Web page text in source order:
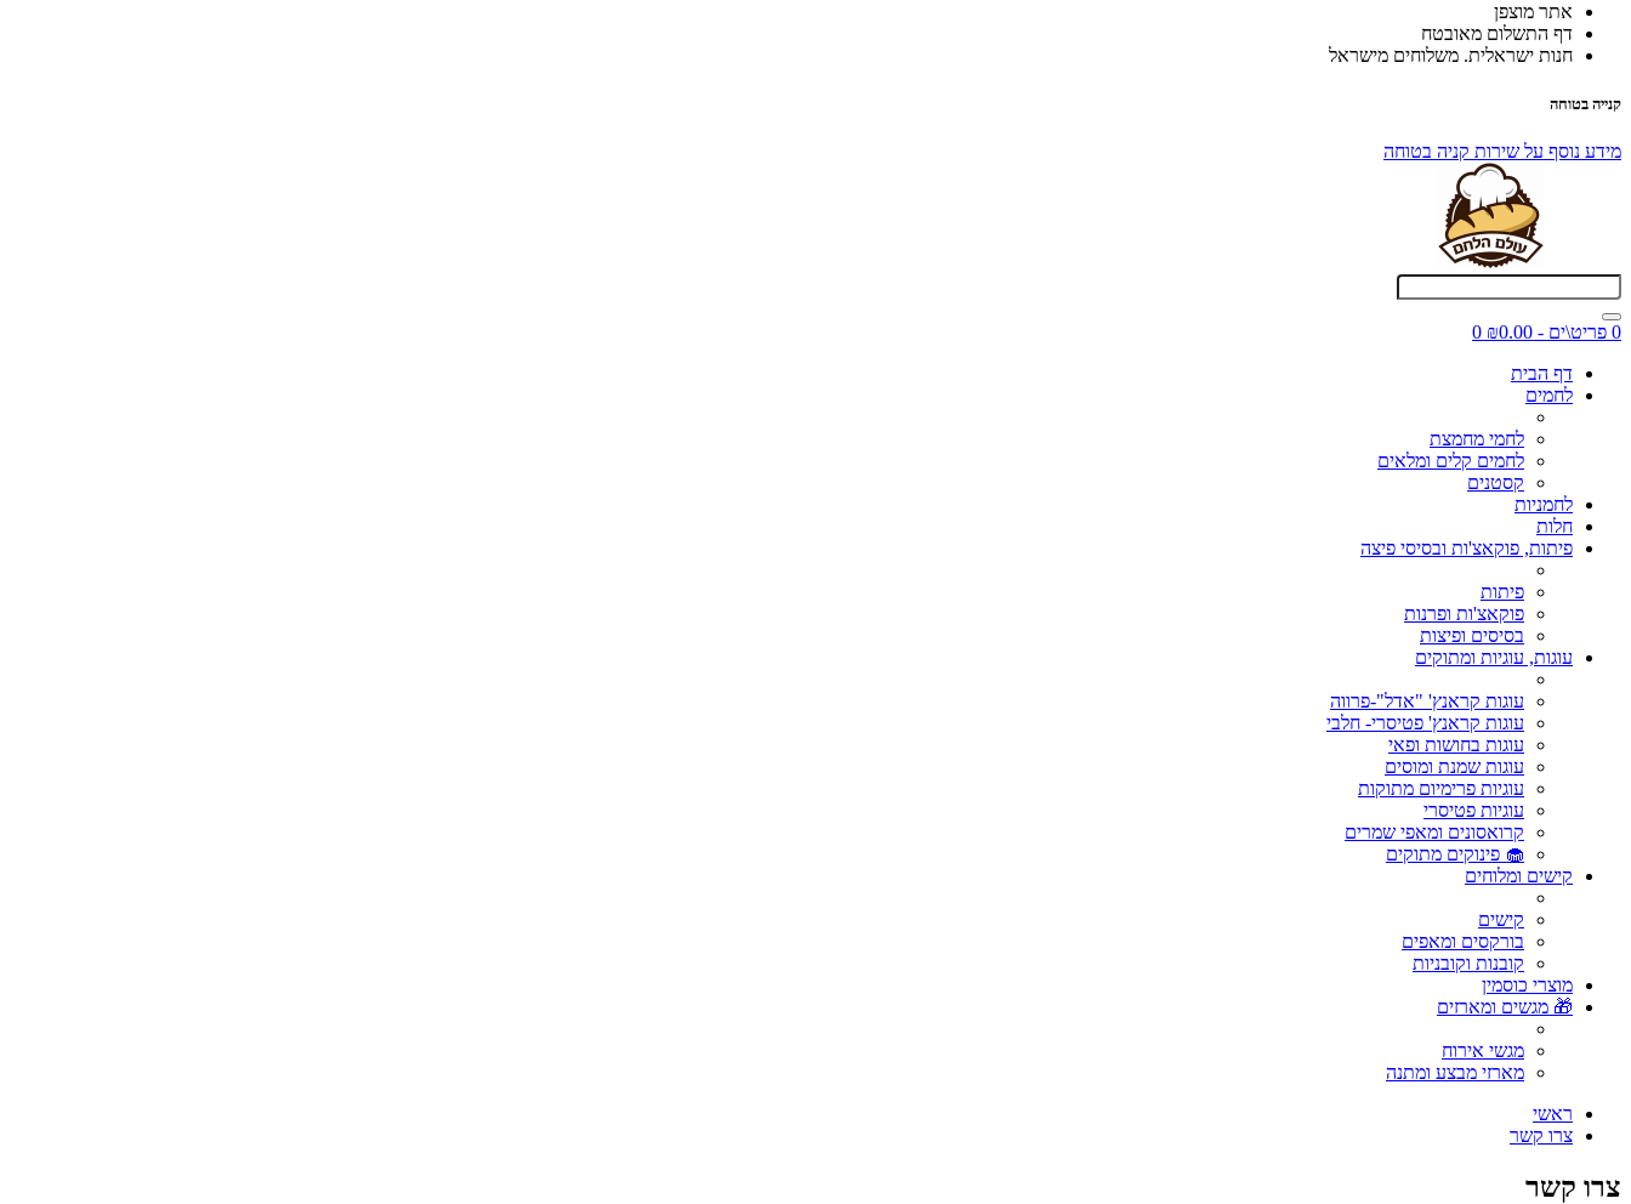
אתר מוצפן
דף התשלום מאובטח
חנות ישראלית. משלוחים מישראל
קנייה בטוחה
מידע נוסף על שירות קניה בטוחה
0 פריט\ים - ₪0.00
0
דף הבית
לחמים
לחמי מחמצת
לחמים קלים ומלאים
קסטנים
לחמניות
חלות
פיתות, פוקאצ'ות ובסיסי פיצה
פיתות
פוקאצ'ות ופרנות
בסיסים ופיצות
עוגות, עוגיות ומתוקים
עוגות קראנץ' "אדל"-פרווה
עוגות קראנץ' פטיסרי- חלבי
עוגות בחושות ופאי
עוגות שמנת ומוסים
עוגיות פרימיום מתוקות
עוגיות פטיסרי
קרואסונים ומאפי שמרים
🧁 פינוקים מתוקים
קישים ומלוחים
קישים
בורקסים ומאפים
קובנות וקובניות
מוצרי כוסמין
🎁 מגשים ומארזים
מגשי אירוח
מארזי מבצע ומתנה
ראשי
צרו קשר
צרו קשר